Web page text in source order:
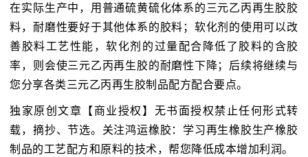
在实际生产中，用普通硫黄硫化体系的三元乙丙再生胶胶
料，耐磨性要好于其他体系的胶料；软化剂的使用可以改
善胶料工艺性能，软化剂的过量配合降低了胶料的含胶
率，则会使三元乙丙再生胶的耐磨性下降；后续将继续与
您分享各类三元乙丙再生胶制品配方配合要点。
独家原创文章【商业授权】无书面授权禁止任何形式转
载，摘抄、节选。关注鸿运橡胶：学习再生橡胶生产橡胶
制品的工艺配方和原料的技术，帮您降低成本增加利润。